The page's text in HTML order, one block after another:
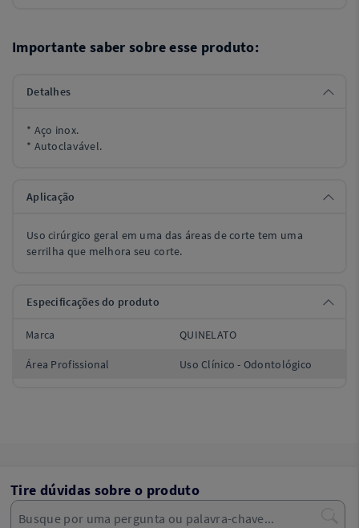
Importante saber sobre esse produto:
Detalhes
* Aço inox.
* Autoclavável.
Aplicação
Uso cirúrgico geral em uma das áreas de corte tem uma
serrilha que melhora seu corte.
Especificações do produto
Marca QUINELATO
Área Profissional Uso Clínico - Odontológico
Tire dúvidas sobre o produto